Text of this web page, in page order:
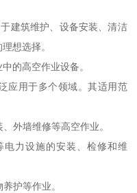
建筑维护、设备安装、清洁
想选择。
的高空作业设备。
应用于多个领域。其适用范
外墙维修等高空作业。
力设施的安装、检修和维
护等作业。